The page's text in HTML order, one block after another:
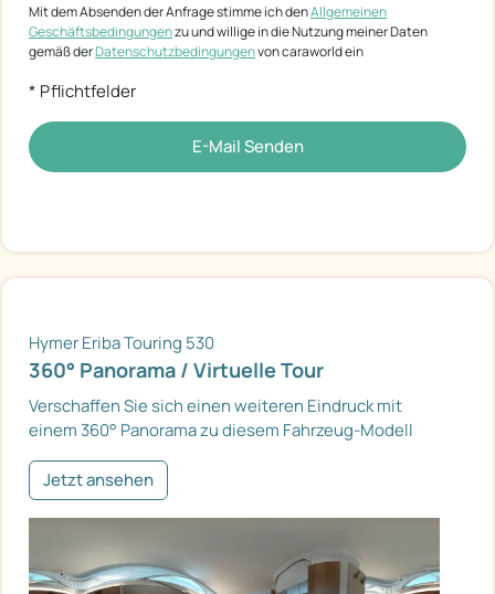
Mit dem Absenden der Anfrage stimme ich denAllgemeinen
Geschäftsbedingungenzu und willige in die Nutzung meiner Daten
gemäß derDatenschutzbedingungenvon caraworld ein
* Pflichtfelder
E-Mail Senden
Hymer Eriba Touring 530
360° Panorama / Virtuelle Tour
Verschaffen Sie sich einen weiteren Eindruck mit
einem 360° Panorama zu diesem Fahrzeug-Modell
Jetzt ansehen